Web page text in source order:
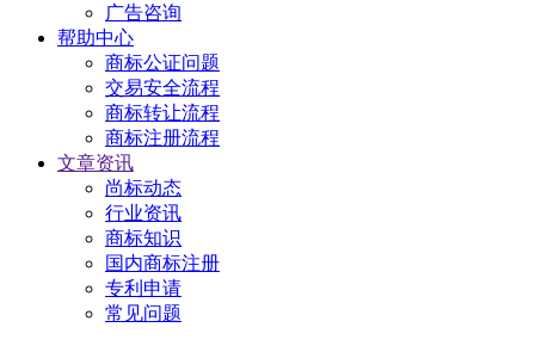
广告咨询
帮助中心
商标公证问题
交易安全流程
商标转让流程
商标注册流程
文章资讯
尚标动态
行业资讯
商标知识
国内商标注册
专利申请
常见问题